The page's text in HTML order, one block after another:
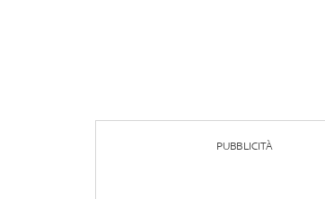
PUBBLICITÀ